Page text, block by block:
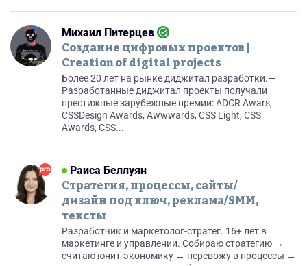
Михаил Питерцев
Создание цифровых проектов |
Creation of digital projects
Более 20 лет на рынке диджитал разработки.—
Разработанные диджитал проекты получали
престижные зарубежные премии: ADCR Awars,
CSSDesign Awards, Awwwards, CSS Light, CSS
Awards, CSS...
Раиса Беллуян
Стратегия, процессы, сайты/
дизайн под ключ, реклама/SMM,
тексты
Разработчик и маркетолог-стратег. 16+ лет в
маркетинге и управлении. Собираю стратегию →
считаю юнит-экономику → перевожу в процессы →